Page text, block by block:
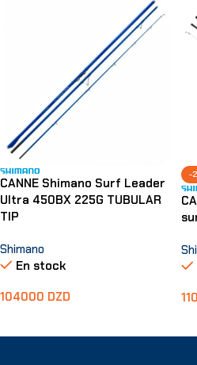
CANNE Shimano Surf Leader
Ultra 450BX 225G TUBULAR
TIP
Shimano
En stock
104000 DZD
-